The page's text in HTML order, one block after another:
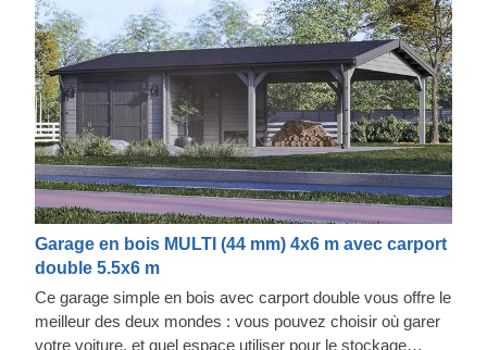
Garage en bois MULTI (44 mm) 4x6 m avec carport
double 5.5x6 m
Ce garage simple en bois avec carport double vous offre le
meilleur des deux mondes : vous pouvez choisir où garer
votre voiture, et quel espace utiliser pour le stockage